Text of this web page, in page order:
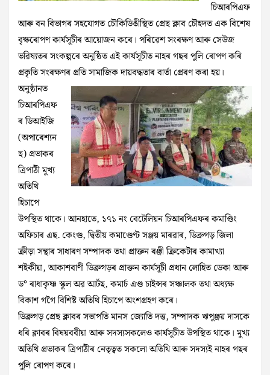
চিআৰপিএফ
আৰু বন বিভাগৰ সহযোগত চৌকিডিঙীস্থিত প্ৰেছ ক্লাব চৌহদত এক বিশেষ
বৃক্ষৰোপণ কাৰ্যসূচীৰ আয়োজন কৰে। পৰিৱেশ সংৰক্ষণ আৰু সেউজ
ভৱিষ্যতৰ সংকল্পৰে অনুষ্ঠিত এই কাৰ্যসূচীত নাহৰ গছৰ পুলি ৰোপণ কৰি
প্ৰকৃতি সংৰক্ষণৰ প্ৰতি সামাজিক দায়বদ্ধতাৰ বাৰ্তা প্ৰেৰণ কৰা হয়।
অনুষ্ঠানত
চিআৰপিএফ
ৰ ডিআইজি
(অপাৰেশ্যন
ছ) প্ৰভাকৰ
ত্ৰিপাঠী মুখ্য
অতিথি
হিচাপে
উপস্থিত থাকে। আনহাতে, ১৭১ নং বেটেলিয়ন চিআৰপিএফৰ কমাণ্ডিং
অফিচাৰ এছ. কেংগু, দ্বিতীয় কমাণ্ডেণ্ট সঞ্জয় মাৰৱাৰ, ডিব্ৰুগড় জিলা
ক্ৰীড়া সন্থাৰ সাধাৰণ সম্পাদক তথা প্ৰাক্তন ৰঞ্জী ক্ৰিকেটাৰ কামাখ্যা
শইকীয়া, আকাশবাণী ডিব্ৰুগড়ৰ প্ৰাক্তন কাৰ্যসূচী প্ৰধান লোহিত ডেকা আৰু
ড° ৰাধাকৃষ্ণ স্কুল অৱ আৰ্টছ, কমাৰ্চ এণ্ড চাইন্সৰ সঞ্চালক তথা অধ্যক্ষ
বিকাশ গগৈ বিশিষ্ট অতিথি হিচাপে অংশগ্ৰহণ কৰে।
ডিব্ৰুগড় প্ৰেছ ক্লাবৰ সভাপতি মানস জ্যোতি দত্ত, সম্পাদক ঋপুঞ্জয় দাসকে
ধৰি ক্লাবৰ বিষয়ববীয়া আৰু সদস্যসকলেও কাৰ্যসূচীত উপস্থিত থাকে। মুখ্য
অতিথি প্ৰভাকৰ ত্ৰিপাঠীৰ নেতৃত্বত সকলো অতিথি আৰু সদস্যই নাহৰ গছৰ
পুলি ৰোপণ কৰে।